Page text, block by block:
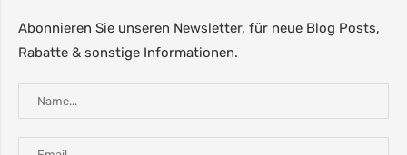
Abonnieren Sie unseren Newsletter, für neue Blog Posts,
Rabatte & sonstige Informationen.